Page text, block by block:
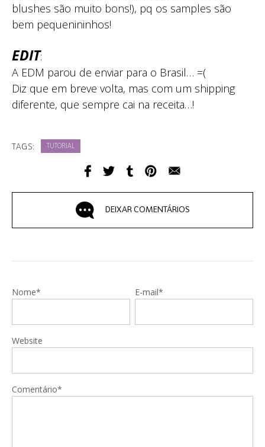
blushes são muito bons!), pq os samples são
bem pequenininhos!
EDIT:
A EDM parou de enviar para o Brasil… =(
Diz que em breve volta, mas com um shipping
diferente, que sempre cai na receita…!
TAGS: TUTORIAL
DEIXAR COMENTÁRIOS
Nome* E-mail*
Website
Comentário*